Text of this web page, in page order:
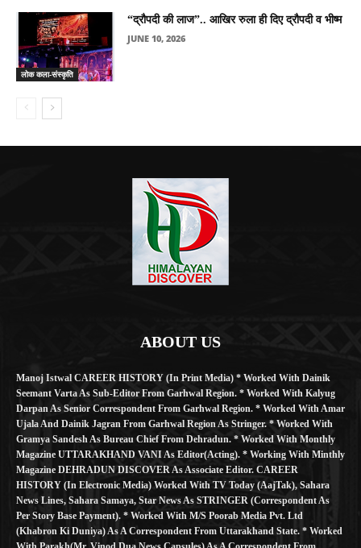
लोक कला-संस्कृति
“द्रौपदी की लाज”.. आखिर रुला ही दिए द्रौपदी व भीष्म
JUNE 10, 2026
ABOUT US
Manoj Istwal CAREER HISTORY (in Print Media) * Worked With Dainik
Seemant Varta As Sub-Editor From Garhwal Region. * Worked With Kalyug
Darpan As Senior Correspondent From Garhwal Region. * Worked With Amar
Ujala And Dainik Jagran From Garhwal Region As Stringer. * Worked With
Gramya Sandesh As Bureau Chief From Dehradun. * Worked With Monthly
Magazine UTTARAKHAND VANI As Editor(Acting). * Working With Minthly
Magazine DEHRADUN DISCOVER As Associate Editor. CAREER
HISTORY (in Electronic Media) Worked With TV Today (AajTak), Sahara
News Lines, Sahara Samaya, Star News As STRINGER (Correspondent As
Per Story Base Payment). * Worked With M/S Poorab Media Pvt. Ltd
(Khabron Ki Duniya) As A Correspondent From Uttarakhand State. * Worked